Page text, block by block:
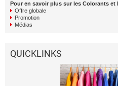
Pour en savoir plus sur les Colorants et
Offre globale
Promotion
Médias
QUICKLINKS